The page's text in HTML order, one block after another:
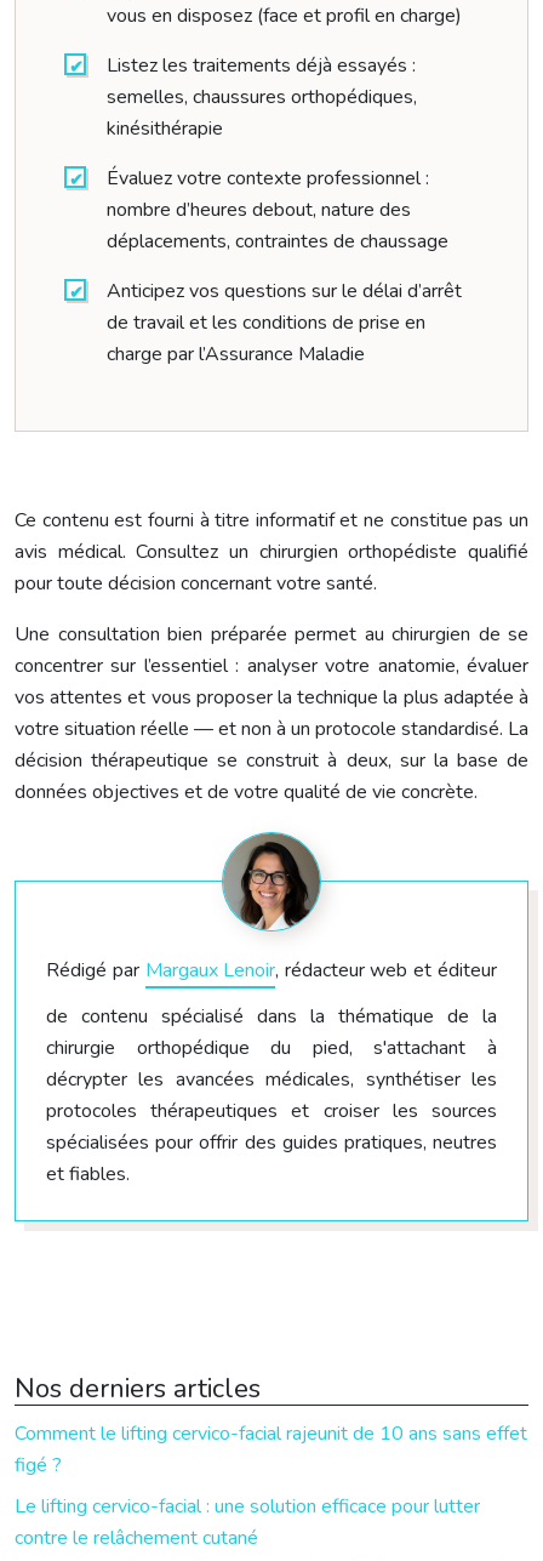
vous en disposez (face et profil en charge)
Listez les traitements déjà essayés :
semelles, chaussures orthopédiques,
kinésithérapie
Évaluez votre contexte professionnel :
nombre d’heures debout, nature des
déplacements, contraintes de chaussage
Anticipez vos questions sur le délai d’arrêt
de travail et les conditions de prise en
charge par l’Assurance Maladie
Ce contenu est fourni à titre informatif et ne constitue pas un
avis médical. Consultez un chirurgien orthopédiste qualifié
pour toute décision concernant votre santé.
Une consultation bien préparée permet au chirurgien de se
concentrer sur l’essentiel : analyser votre anatomie, évaluer
vos attentes et vous proposer la technique la plus adaptée à
votre situation réelle — et non à un protocole standardisé. La
décision thérapeutique se construit à deux, sur la base de
données objectives et de votre qualité de vie concrète.
Rédigé par Margaux Lenoir, rédacteur web et éditeur
de contenu spécialisé dans la thématique de la
chirurgie orthopédique du pied, s'attachant à
décrypter les avancées médicales, synthétiser les
protocoles thérapeutiques et croiser les sources
spécialisées pour offrir des guides pratiques, neutres
et fiables.
Nos derniers articles
Comment le lifting cervico-facial rajeunit de 10 ans sans effet
figé ?
Le lifting cervico-facial : une solution efficace pour lutter
contre le relâchement cutané